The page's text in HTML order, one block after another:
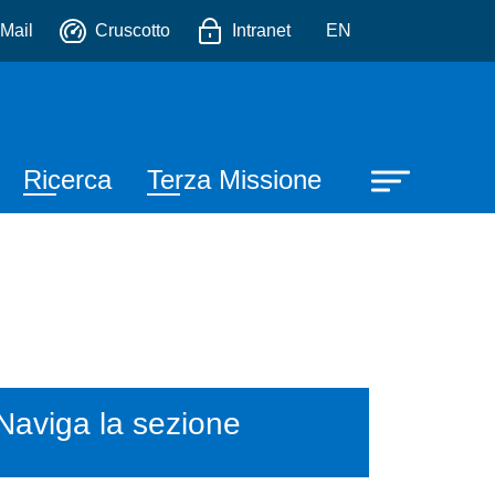
Mail Cruscotto Intranet EN
Ricerca Terza Missione
la sezione